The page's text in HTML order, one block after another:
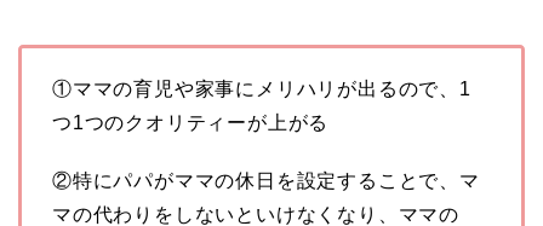
①ママの育児や家事にメリハリが出るので、1
つ1つのクオリティーが上がる
②特にパパがママの休日を設定することで、マ
マの代わりをしないといけなくなり、ママの